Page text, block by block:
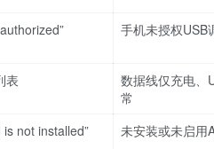
手机未授权USB
表
数据线仅充电、
常
not installed”
未安装或未启用